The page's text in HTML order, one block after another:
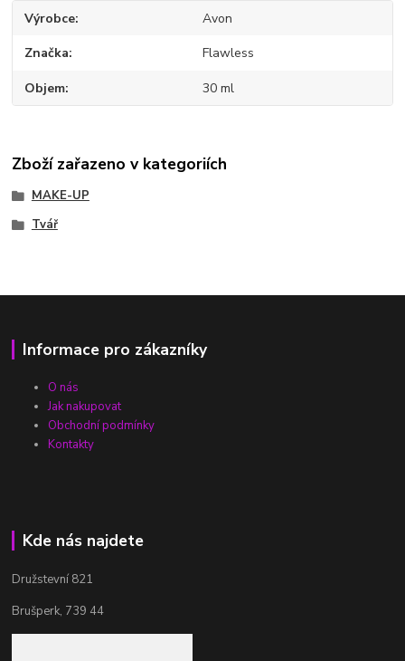
Výrobce Avon
Značka Flawless
Objem 30 ml
Zboží zařazeno v kategoriích
MAKE-UP
Tvář
Informace pro zákazníky
O nás
Jak nakupovat
Obchodní podmínky
Kontakty
Kde nás najdete
Družstevní 821
Brušperk, 739 44